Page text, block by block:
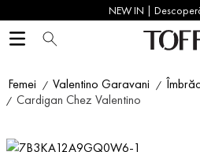
NEW IN |
Femei Valentino Garavani
Cardigan Chez Valentino